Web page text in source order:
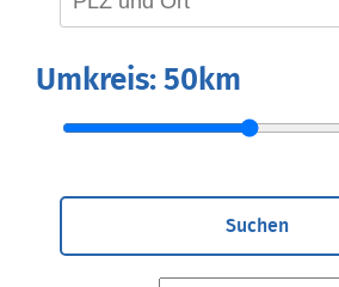
Umkreis: 50km
Suchen